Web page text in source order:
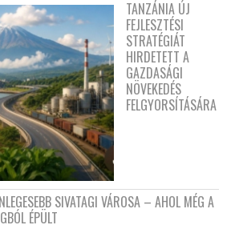
TANZÁNIA ÚJ
FEJLESZTÉSI
STRATÉGIÁT
HIRDETETT A
GAZDASÁGI
NÖVEKEDÉS
FELGYORSÍTÁSÁRA
SIVATAGI VÁROSA – AHOL MÉG A
ÉPÜLT